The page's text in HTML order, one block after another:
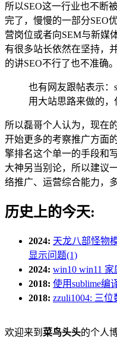
所以SEO这一行业也不断
完了，慢慢的一部分SEO
营岗位或者向SEM与新媒
有很多站长依然在坚持，
的讲SEO不行了也不准确。
也有网友跟帖表示：
用大站思路来做的
所以磊哥个人认为，现在
开始更多的考察推广方面
擎排名这个单一的手段和
大神另当别论，所以建议
络推广、运营综合能力，
历史上的今天:
2024: 天龙八部怪物
显示问题(1)
2024: win10 win11
2018: 使用sublime编
2018: zzuli1004: 三
欢迎来到 菜鸟头头的个人